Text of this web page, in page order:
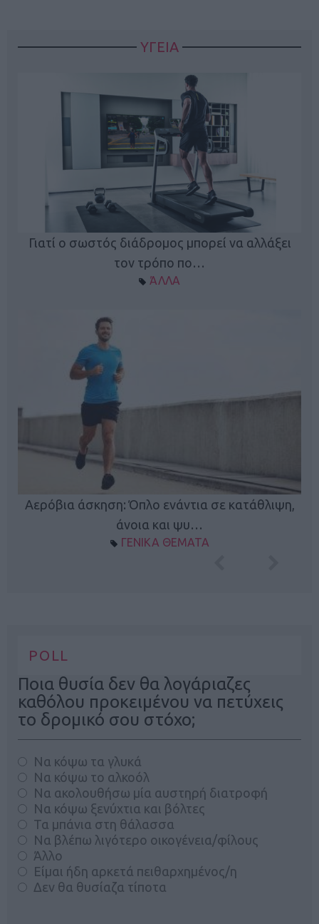
ΥΓΕΙΑ
Γιατί ο σωστός διάδρομος μπορεί να αλλάξει
τον τρόπο πο…
ΆΛΛΑ
Αερόβια άσκηση: Όπλο ενάντια σε κατάθλιψη,
άνοια και ψυ…
ΓΕΝΙΚΑ ΘΕΜΑΤΑ
POLL
Ποια θυσία δεν θα λογάριαζες
καθόλου προκειμένου να πετύχεις
το δρομικό σου στόχο;
Να κόψω τα γλυκά
Να κόψω το αλκοόλ
Να ακολουθήσω μία αυστηρή διατροφή
Να κόψω ξενύχτια και βόλτες
Τα μπάνια στη θάλασσα
Να βλέπω λιγότερο οικογένεια/φίλους
Άλλο
Είμαι ήδη αρκετά πειθαρχημένος/η
Δεν θα θυσίαζα τίποτα